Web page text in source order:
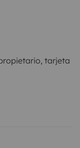
tarjeta